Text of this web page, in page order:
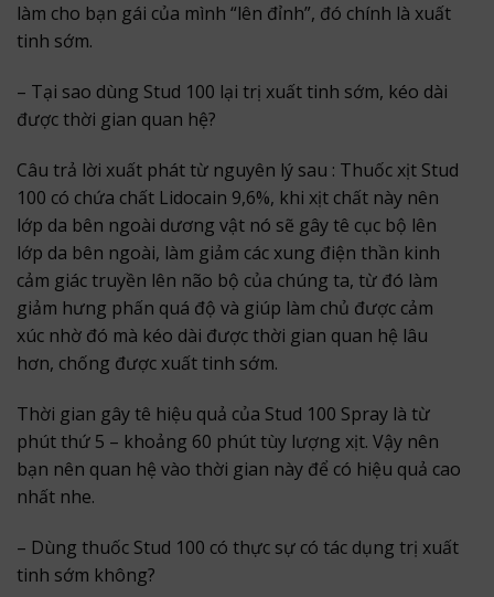
làm cho bạn gái của mình “lên đỉnh”, đó chính là xuất
tinh sớm.
– Tại sao dùng Stud 100 lại trị xuất tinh sớm, kéo dài
được thời gian quan hệ?
Câu trả lời xuất phát từ nguyên lý sau : Thuốc xịt Stud
100 có chứa chất Lidocain 9,6%, khi xịt chất này nên
lớp da bên ngoài dương vật nó sẽ gây tê cục bộ lên
lớp da bên ngoài, làm giảm các xung điện thần kinh
cảm giác truyền lên não bộ của chúng ta, từ đó làm
giảm hưng phấn quá độ và giúp làm chủ được cảm
xúc nhờ đó mà kéo dài được thời gian quan hệ lâu
hơn, chống được xuất tinh sớm.
Thời gian gây tê hiệu quả của Stud 100 Spray là từ
phút thứ 5 – khoảng 60 phút tùy lượng xịt. Vậy nên
bạn nên quan hệ vào thời gian này để có hiệu quả cao
nhất nhe.
– Dùng thuốc Stud 100 có thực sự có tác dụng trị xuất
tinh sớm không?